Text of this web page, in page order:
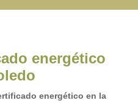
energético
energético en la